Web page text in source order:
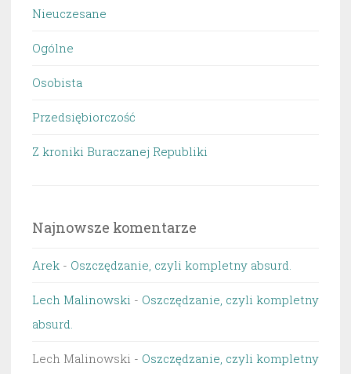
Nieuczesane
Ogólne
Osobista
Przedsiębiorczość
Z kroniki Buraczanej Republiki
Najnowsze komentarze
Arek - Oszczędzanie, czyli kompletny absurd.
Lech Malinowski - Oszczędzanie, czyli kompletny
absurd.
Lech Malinowski - Oszczędzanie, czyli kompletny